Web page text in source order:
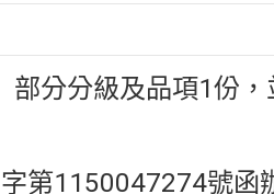
部分分級及品項1份
第1150047274號函